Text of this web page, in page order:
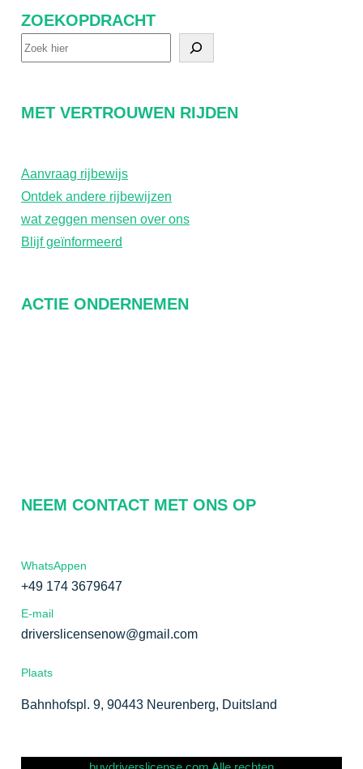
ZOEKOPDRACHT
Z
k
p
d
r
a
h
MET VERTROUWEN RIJDEN
Aanvraag rijbewijs
Ontdek andere rijbewijzen
wat zeggen mensen over ons
Blijf geïnformeerd
ACTIE ONDERNEMEN
NEEM CONTACT MET ONS OP
WhatsAppen
+49 174 3679647
E-mail
driverslicensenow@gmail.com
Plaats
Bahnhofspl. 9, 90443 Neurenberg, Duitsland